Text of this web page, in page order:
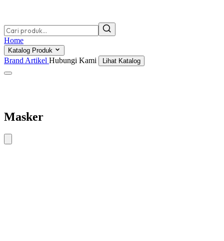
Home
Katalog Produk
Brand Artikel Hubungi Kami Lihat Katalog
Masker